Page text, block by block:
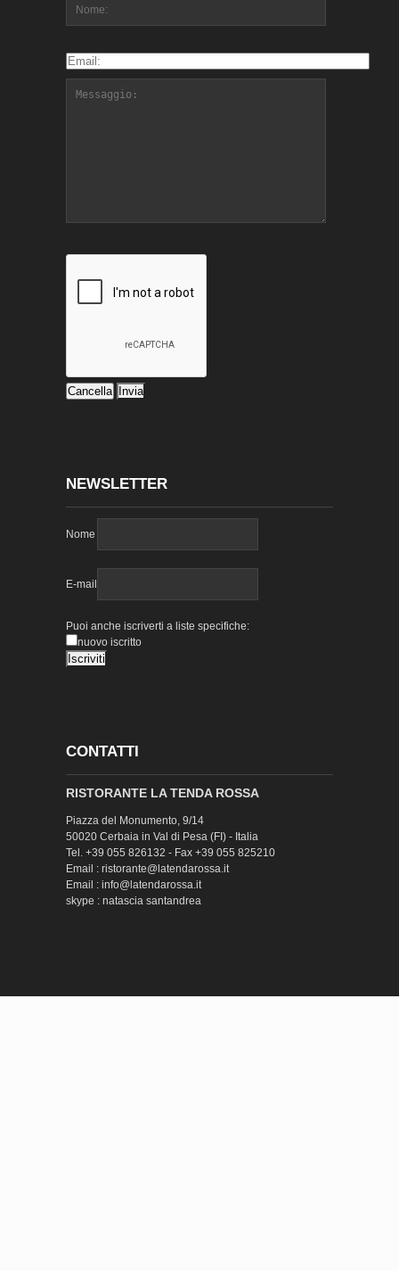
NEWSLETTER
Nome
E-mail
Puoi anche iscriverti a liste specifiche:
nuovo iscritto
CONTATTI
RISTORANTE LA TENDA ROSSA
Piazza del Monumento, 9/14
50020 Cerbaia in Val di Pesa (FI) - Italia
Tel. +39 055 826132 - Fax +39 055 825210
Email : ristorante@latendarossa.it
Email : info@latendarossa.it
skype : natascia santandrea